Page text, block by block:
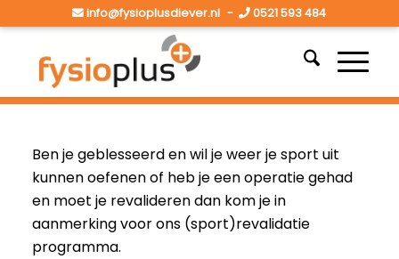
info@fysioplusdiever.nl - 0521 593 484
Ben je geblesseerd en wil je weer je sport uit
kunnen oefenen of heb je een operatie gehad
en moet je revalideren dan kom je in
aanmerking voor ons (sport)revalidatie
programma.